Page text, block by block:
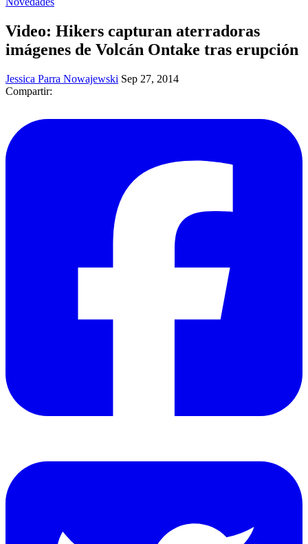
Video: Hikers capturan aterradoras
imágenes de Volcán Ontake tras erupción
Jessica Parra Nowajewski Sep 27, 2014
Compartir: